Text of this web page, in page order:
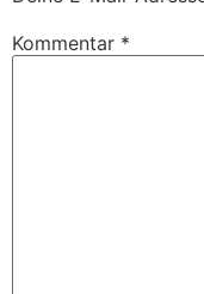
Kommentar *